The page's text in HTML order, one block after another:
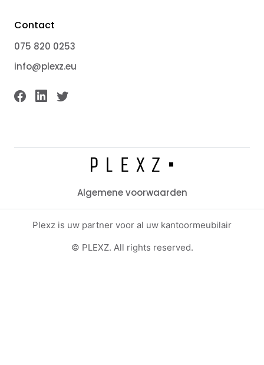
Contact
075 820 0253
info@plexz.eu
Algemene voorwaarden
Plexz is uw partner voor al uw kantoormeubilair
© PLEXZ. All rights reserved.